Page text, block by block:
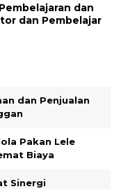
dan
dan Pembelajar
dan Penjualan
Pakan Lele
Biaya
Sinergi